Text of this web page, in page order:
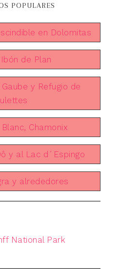
POPULARES
en Dolomitas
de Plan
y Refugio de
Chamonix
y al Lac d´Espingo
y alrededores
National Park